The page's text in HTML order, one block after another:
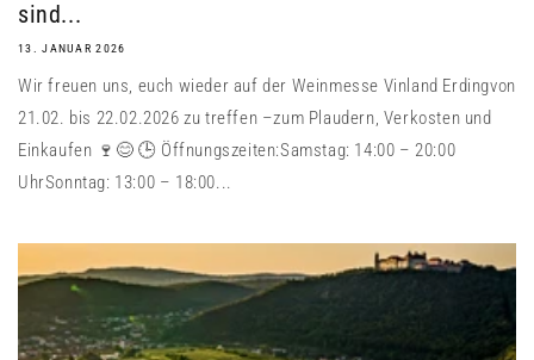
sind...
13. JANUAR 2026
Wir freuen uns, euch wieder auf der Weinmesse Vinland Erdingvon
21.02. bis 22.02.2026 zu treffen –zum Plaudern, Verkosten und
Einkaufen 🍷😊 🕒 Öffnungszeiten:Samstag: 14:00 – 20:00
UhrSonntag: 13:00 – 18:00...